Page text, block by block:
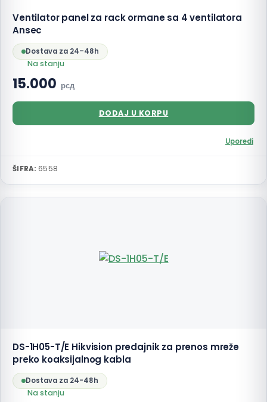
Ventilator panel za rack ormane sa 4 ventilatora
Ansec
Dostava za 24–48h
Na stanju
15.000 рсд
DODAJ U KORPU
Uporedi
ŠIFRA: 6558
DS-1H05-T/E Hikvision predajnik za prenos mreže
preko koaksijalnog kabla
Dostava za 24-48h
Na stanju